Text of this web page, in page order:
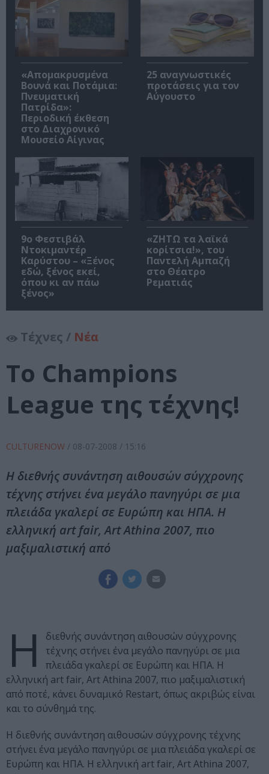
«Απομακρυσμένα
Βουνά και Ποτάμια:
Πνευματική
Πατρίδα»:
Περιοδική έκθεση
στο Διαχρονικό
Μουσείο Αίγινας
25 αναγνωστικές
προτάσεις για τον
Αύγουστο
9ο Φεστιβάλ
Ντοκιμαντέρ
Καρύστου – «Ξένος
εδώ, ξένος εκεί,
όπου κι αν πάω
ξένος»
«ΖΗΤΩ τα λαϊκά
κορίτσια!», του
Παντελή Αμπαζή
στο Θέατρο
Ρεματιάς
Τέχνες / Νέα
Το Champions
League της τέχνης!
CULTURENOW / 08-07-2008 / 15:16
Η διεθνής συνάντηση αιθουσών σύγχρονης
τέχνης στήνει ένα μεγάλο πανηγύρι σε μια
πλειάδα γκαλερί σε Ευρώπη και ΗΠΑ. Η
ελληνική art fair, Art Athina 2007, πιο
μαξιμαλιστική από
Η
διεθνής συνάντηση αιθουσών σύγχρονης
τέχνης στήνει ένα μεγάλο πανηγύρι σε μια
πλειάδα γκαλερί σε Ευρώπη και ΗΠΑ. Η
ελληνική art fair, Art Athina 2007, πιο μαξιμαλιστική
από ποτέ, κάνει δυναμικό Restart, όπως ακριβώς είναι
και το σύνθημά της.
Η διεθνής συνάντηση αιθουσών σύγχρονης τέχνης
στήνει ένα μεγάλο πανηγύρι σε μια πλειάδα γκαλερί σε
Ευρώπη και ΗΠΑ. Η ελληνική art fair, Art Athina 2007,